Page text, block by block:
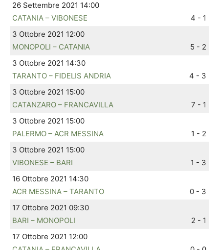
26 Settembre 2021 14:00
CATANIA – VIBONESE
4 - 1
3 Ottobre 2021 12:00
MONOPOLI – CATANIA
5 - 2
3 Ottobre 2021 14:30
TARANTO – FIDELIS ANDRIA
4 - 3
3 Ottobre 2021 15:00
CATANZARO – FRANCAVILLA
7 - 1
3 Ottobre 2021 15:00
PALERMO – ACR MESSINA
1 - 2
3 Ottobre 2021 15:00
VIBONESE – BARI
1 - 3
16 Ottobre 2021 14:30
ACR MESSINA – TARANTO
0 - 3
17 Ottobre 2021 09:30
BARI – MONOPOLI
2 - 1
17 Ottobre 2021 12:00